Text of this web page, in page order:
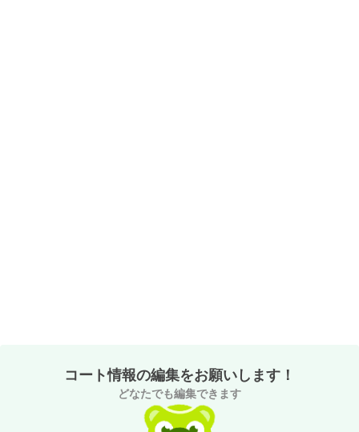
コート情報の編集をお願いします！
どなたでも編集できます